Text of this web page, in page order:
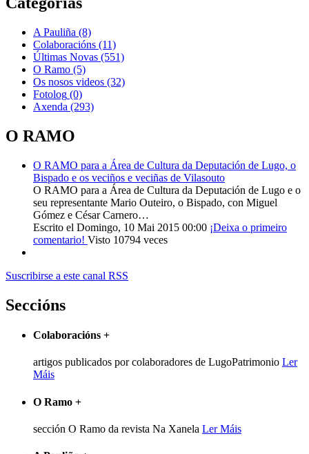
A Pauliña (8)
Colaboracións (11)
Últimas Novas (551)
O Ramo (5)
Os nosos videos (32)
Fotolog (0)
Axenda (293)
O RAMO
O RAMO para a Área de Cultura da Deputación de Lugo, o
Bispado e os veciños e veciñas de Vilasouto
O RAMO para a Área de Cultura da Deputación de Lugo e o
seu representante Mario Outeiro, o Bispado, con Miguel
Gómez e César Carnero…
Escrito el Domingo, 10 Mai 2015 00:00 ¡Deixa o primeiro
comentario! Visto 10794 veces
Suscribirse a este canal RSS
Seccións
Colaboracións +
artigos publicados por colaboradores de LugoPatrimonio Ler
Máis
O Ramo +
sección O Ramo da revista Na Xanela Ler Máis